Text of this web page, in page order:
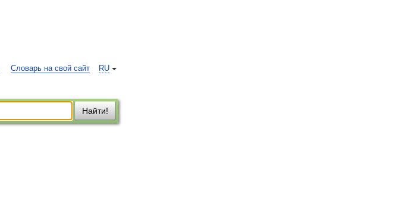
RU
Словарь на свой сайт
Найти!